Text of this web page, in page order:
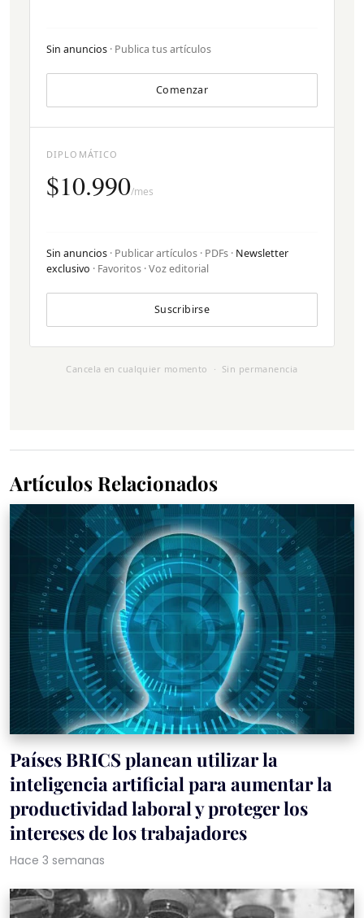
Sin anuncios · Publica tus artículos
Comenzar
DIPLOMÁTICO
$10.990/mes
Sin anuncios · Publicar artículos · PDFs · Newsletter
exclusivo · Favoritos · Voz editorial
Suscribirse
Cancela en cualquier momento · Sin permanencia
Artículos Relacionados
Países BRICS planean utilizar la
inteligencia artificial para aumentar la
productividad laboral y proteger los
intereses de los trabajadores
Hace 3 semanas